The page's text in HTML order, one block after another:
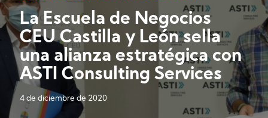
La Escuela de Negocios
CEU Castilla y León sella
una alianza estratégica con
ASTI Consulting Services
4 de diciembre de 2020